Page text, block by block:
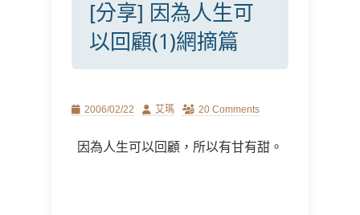
[分享] 因為人生可
以回顧(1)網摘篇
Posted
2006/02/22 Author
艾瑪 20 Comments
因為人生可以回顧，所以有甘有甜。